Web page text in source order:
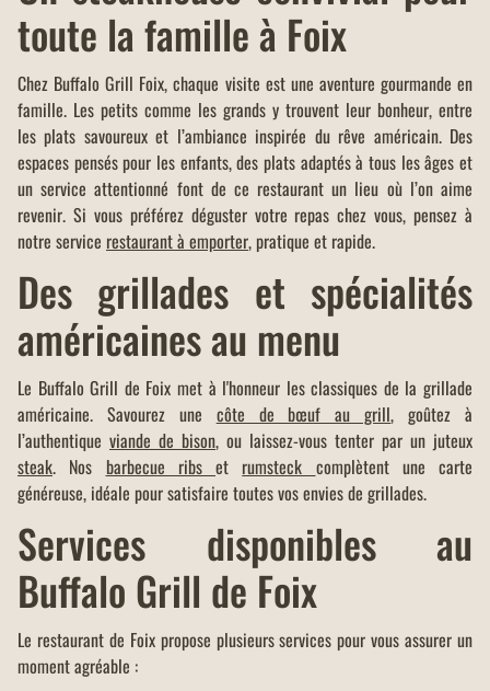
toute la famille à Foix
Chez Buffalo Grill Foix, chaque visite est une aventure gourmande en
famille. Les petits comme les grands y trouvent leur bonheur, entre
les plats savoureux et l’ambiance inspirée du rêve américain. Des
espaces pensés pour les enfants, des plats adaptés à tous les âges et
un service attentionné font de ce restaurant un lieu où l’on aime
revenir. Si vous préférez déguster votre repas chez vous, pensez à
notre service restaurant à emporter, pratique et rapide.
Des grillades et spécialités
américaines au menu
Le Buffalo Grill de Foix met à l'honneur les classiques de la grillade
américaine. Savourez une côte de bœuf au grill, goûtez à
l’authentique viande de bison, ou laissez-vous tenter par un juteux
steak. Nos barbecue ribs et rumsteck complètent une carte
généreuse, idéale pour satisfaire toutes vos envies de grillades.
Services disponibles au
Buffalo Grill de Foix
Le restaurant de Foix propose plusieurs services pour vous assurer un
moment agréable :